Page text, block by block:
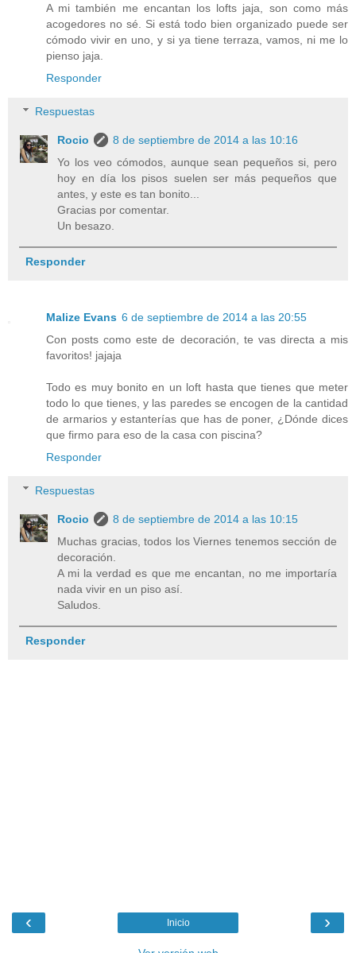
A mi también me encantan los lofts jaja, son como más
acogedores no sé. Si está todo bien organizado puede ser
cómodo vivir en uno, y si ya tiene terraza, vamos, ni me lo
pienso jaja.
Responder
Respuestas
Rocio
8 de septiembre de 2014 a las 10:16
Yo los veo cómodos, aunque sean pequeños si, pero
hoy en día los pisos suelen ser más pequeños que
antes, y este es tan bonito...
Gracias por comentar.
Un besazo.
Responder
Malize Evans 6 de septiembre de 2014 a las 20:55
Con posts como este de decoración, te vas directa a mis
favoritos! jajaja
Todo es muy bonito en un loft hasta que tienes que meter
todo lo que tienes, y las paredes se encogen de la cantidad
de armarios y estanterías que has de poner, ¿Dónde dices
que firmo para eso de la casa con piscina?
Responder
Respuestas
Rocio
8 de septiembre de 2014 a las 10:15
Muchas gracias, todos los Viernes tenemos sección de
decoración.
A mi la verdad es que me encantan, no me importaría
nada vivir en un piso así.
Saludos.
Responder
‹ ›
Inicio